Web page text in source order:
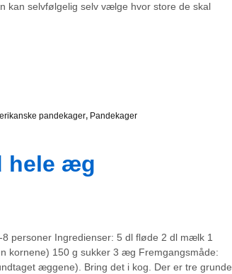
kan selvfølgelig selv vælge hvor store de skal
pandekager, Pandekager
hele æg
personer Ingredienser: 5 dl fløde 2 dl mælk 1
kornene) 150 g sukker 3 æg Fremgangsmåde:
æggene). Bring det i kog. Der er tre grunde